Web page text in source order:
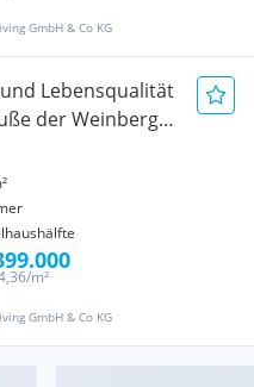
GmbH & Co KG
Lebensqualität
der Weinberge
GmbH & Co KG
m²